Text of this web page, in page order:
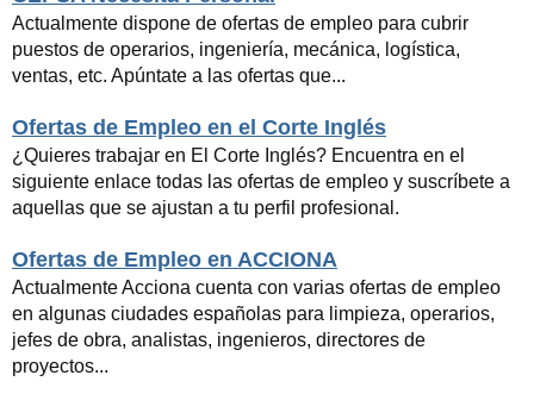
Actualmente dispone de ofertas de empleo para cubrir
puestos de operarios, ingeniería, mecánica, logística,
ventas, etc. Apúntate a las ofertas que...
Ofertas de Empleo en el Corte Inglés
¿Quieres trabajar en El Corte Inglés? Encuentra en el
siguiente enlace todas las ofertas de empleo y suscríbete a
aquellas que se ajustan a tu perfil profesional.
Ofertas de Empleo en ACCIONA
Actualmente Acciona cuenta con varias ofertas de empleo
en algunas ciudades españolas para limpieza, operarios,
jefes de obra, analistas, ingenieros, directores de
proyectos...